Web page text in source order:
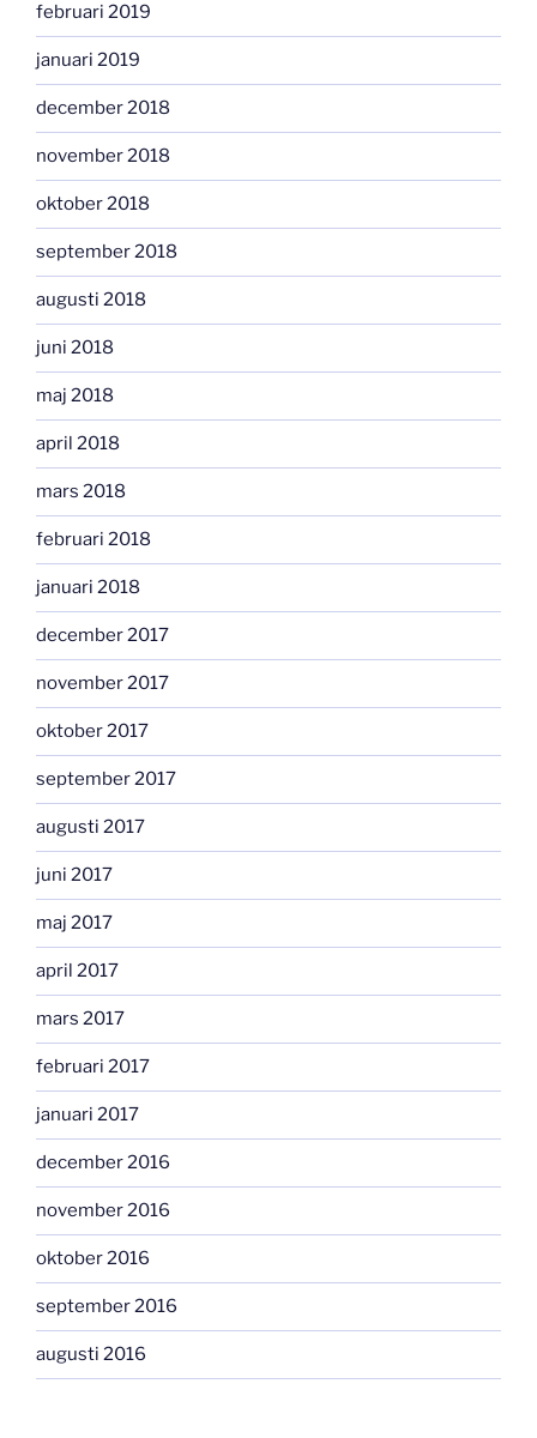
februari 2019
januari 2019
december 2018
november 2018
oktober 2018
september 2018
augusti 2018
juni 2018
maj 2018
april 2018
mars 2018
februari 2018
januari 2018
december 2017
november 2017
oktober 2017
september 2017
augusti 2017
juni 2017
maj 2017
april 2017
mars 2017
februari 2017
januari 2017
december 2016
november 2016
oktober 2016
september 2016
augusti 2016